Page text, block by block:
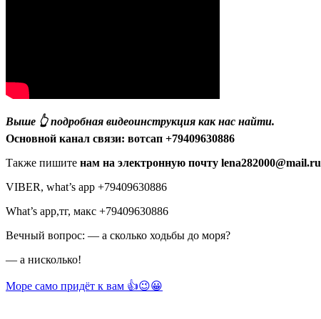
Выше 👆 подробная видеоинструкция как нас найти.
Основной канал связи: вотсап +79409630886
Также пишите нам на электронную почту lena282000@mail.ru
VIBER, what’s app +79409630886
What’s app,тг, макс +79409630886
Вечный вопрос: — а сколько ходьбы до моря?
— а нисколько!
Море само придёт к вам 👍😉😀